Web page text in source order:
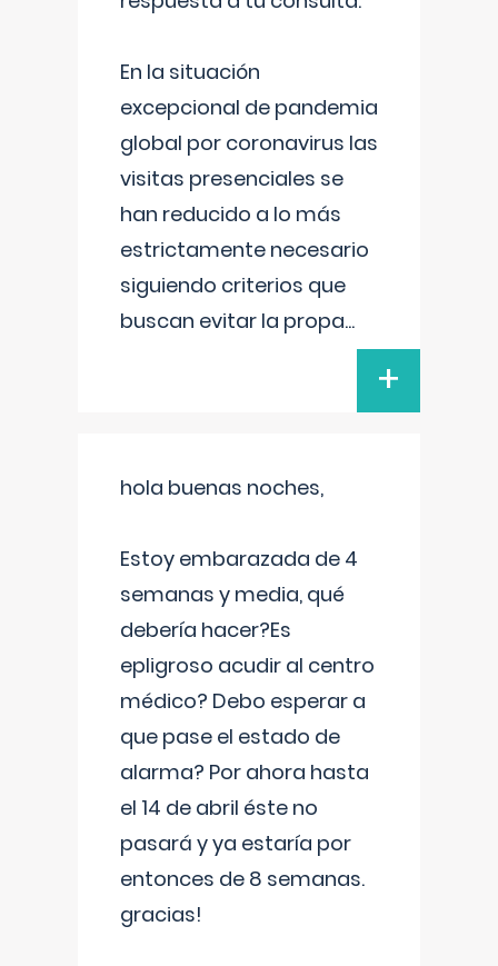
En la situación
excepcional de pandemia
global por coronavirus las
visitas presenciales se
han reducido a lo más
estrictamente necesario
siguiendo criterios que
buscan evitar la propa...
+
hola buenas noches,
Estoy embarazada de 4
semanas y media, qué
debería hacer?Es
epligroso acudir al centro
médico? Debo esperar a
que pase el estado de
alarma? Por ahora hasta
el 14 de abril éste no
pasará y ya estaría por
entonces de 8 semanas.
gracias!